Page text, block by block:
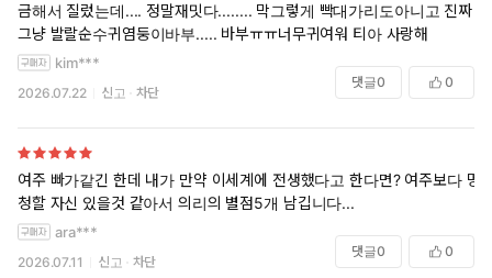
금해서 질렀는데.... 정말재밋다........ 막그렇게 빡대가리도아니고 진짜
그냥 발랄순수귀염둥이바부..... 바부ㅠㅠ너무귀여워 티아 사랑해
kim***
2026.07.22 신고 차단
댓글0 0
여주 빠가같긴 한데 내가 만약 이세계에 전생했다고 한다면? 여주보다 멍
청할 자신 있을것 같아서 의리의 별점5개 남깁니다...
ara***
2026.07.11 신고 차단
댓글0 0